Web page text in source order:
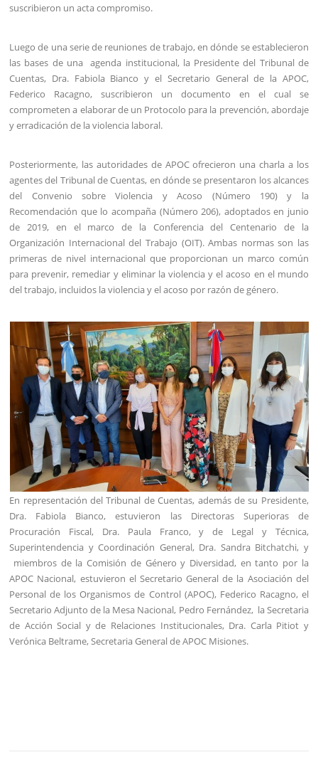
suscribieron un acta compromiso.
Luego de una serie de reuniones de trabajo, en dónde se establecieron
las bases de una agenda institucional, la Presidente del Tribunal de
Cuentas, Dra. Fabiola Bianco y el Secretario General de la APOC,
Federico Racagno, suscribieron un documento en el cual se
comprometen a elaborar de un Protocolo para la prevención, abordaje
y erradicación de la violencia laboral.
Posteriormente, las autoridades de APOC ofrecieron una charla a los
agentes del Tribunal de Cuentas, en dónde se presentaron los alcances
del Convenio sobre Violencia y Acoso (Número 190) y la
Recomendación que lo acompaña (Número 206), adoptados en junio
de 2019, en el marco de la Conferencia del Centenario de la
Organización Internacional del Trabajo (OIT). Ambas normas son las
primeras de nivel internacional que proporcionan un marco común
para prevenir, remediar y eliminar la violencia y el acoso en el mundo
del trabajo, incluidos la violencia y el acoso por razón de género.
En representación del Tribunal de Cuentas, además de su Presidente,
Dra. Fabiola Bianco, estuvieron las Directoras Superioras de
Procuración Fiscal, Dra. Paula Franco, y de Legal y Técnica,
Superintendencia y Coordinación General, Dra. Sandra Bitchatchi, y
miembros de la Comisión de Género y Diversidad, en tanto por la
APOC Nacional, estuvieron el Secretario General de la Asociación del
Personal de los Organismos de Control (APOC), Federico Racagno, el
Secretario Adjunto de la Mesa Nacional, Pedro Fernández, la Secretaria
de Acción Social y de Relaciones Institucionales, Dra. Carla Pitiot y
Verónica Beltrame, Secretaria General de APOC Misiones.